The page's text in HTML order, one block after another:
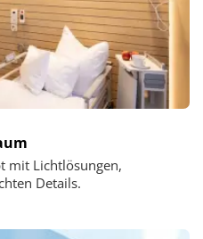
mit Lichtlösungen,
Details.